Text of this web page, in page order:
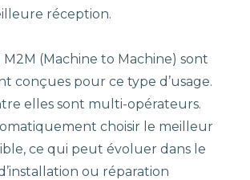
réception.
M2M (Machine to Machine) sont
conçues pour ce type d’usage.
elles sont multi-opérateurs.
choisir le meilleur
ce qui peut évoluer dans le
ou réparation